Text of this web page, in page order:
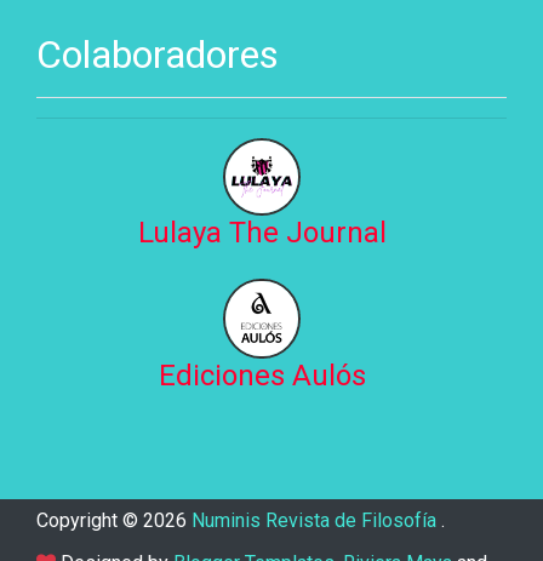
Colaboradores
Lulaya The Journal
Ediciones Aulós
Copyright © 2026 Numinis Revista de Filosofía .